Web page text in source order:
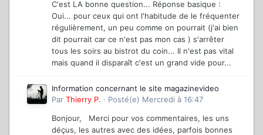
C'est LA bonne question... Réponse basique :
Oui... pour ceux qui ont l'habitude de le fréquenter
régulièrement, un peu comme on pourrait (j'ai bien
dit pourrait car ce n'est pas mon cas ) s'arrêter
tous les soirs au bistrot du coin... Il n'est pas vital
mais quand il disparaît c'est un grand vide pour...
Information concernant le site magazinevideo
Par Thierry P. · Posté(e) Mercredi à 16:47
Bonjour, Merci pour vos commentaires, les uns
déçus, les autres avec des idées, parfois bonnes